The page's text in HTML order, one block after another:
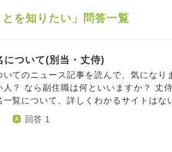
とを知りたい」問答一覧
について(別当・丈侍)
ュース記事を読んで、気になりました。 別当(べっとう)
？ なら副住職は何といいますか？ 丈侍(じ
一覧について、詳しくわかるサイトはな
幸いです。何卒よろしくお願い申し上げ
回答 1